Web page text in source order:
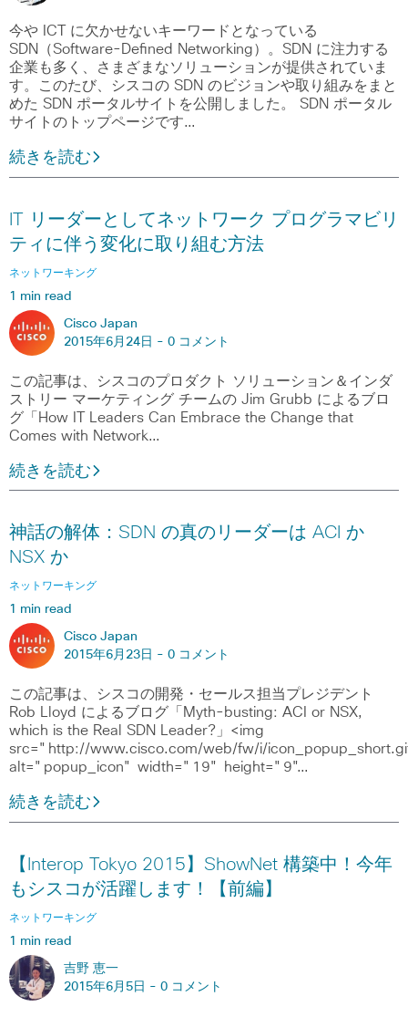
今や ICT に欠かせないキーワードとなっている
SDN（Software-Defined Networking）。SDN に注力する
企業も多く、さまざまなソリューションが提供されていま
す。このたび、シスコの SDN のビジョンや取り組みをまと
めた SDN ポータルサイトを公開しました。 SDN ポータル
サイトのトップページです…
続きを読む
IT リーダーとしてネットワーク プログラマビリ
ティに伴う変化に取り組む方法
ネットワーキング
1 min read
Cisco Japan
2015年6月24日 - 0 コメント
この記事は、シスコのプロダクト ソリューション＆インダ
ストリー マーケティング チームの Jim Grubb によるブロ
グ「How IT Leaders Can Embrace the Change that
Comes with Network…
続きを読む
神話の解体：SDN の真のリーダーは ACI か
NSX か
ネットワーキング
1 min read
Cisco Japan
2015年6月23日 - 0 コメント
この記事は、シスコの開発・セールス担当プレジデント
Rob Lloyd によるブログ「Myth-busting: ACI or NSX,
which is the Real SDN Leader?」<img
src="http://www.cisco.com/web/fw/i/
alt="popup_icon" width="19" height="9"…
続きを読む
【Interop Tokyo 2015】ShowNet 構築中！今年
もシスコが活躍します！【前編】
ネットワーキング
1 min read
吉野 恵一
2015年6月5日 - 0 コメント